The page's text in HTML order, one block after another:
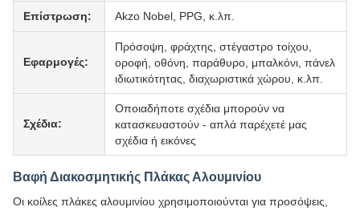
Επίστρωση: Akzo Nobel, PPG, κ.λπ.
Εφαρμογές:
Πρόσοψη, φράχτης, στέγαστρο τοίχου,
οροφή, οθόνη, παράθυρο, μπαλκόνι, πάνελ
ιδιωτικότητας, διαχωριστικά χώρου, κ.λπ.
Σχέδια:
Οποιαδήποτε σχέδια μπορούν να
κατασκευαστούν - απλά παρέχετέ μας
σχέδια ή εικόνες
Βαφή Διακοσμητικής Πλάκας Αλουμινίου
Οι κοίλες πλάκες αλουμινίου χρησιμοποιούνται για προσόψεις,